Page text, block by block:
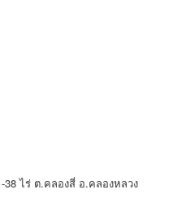
ไร่ ต.คลองสี่ อ.คลองหลวง